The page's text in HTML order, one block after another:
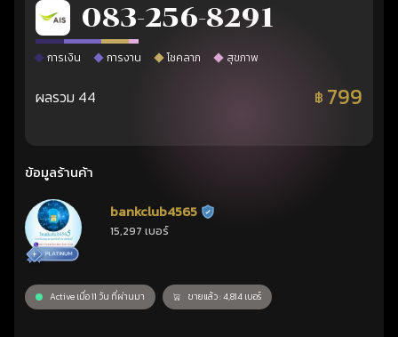
083-256-8291
การเงิน การงาน โชคลาภ สุขภาพ
ผลรวม 44 ฿ 799
ข้อมูลร้านค้า
bankclub4565 ร้านยืนยันแล้ว
15,297 เบอร์
Active เมื่อ 11 วัน ที่ผ่านมา ขายแล้ว : 4,814 เบอร์